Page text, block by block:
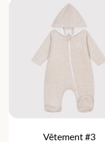
Vêtement #3